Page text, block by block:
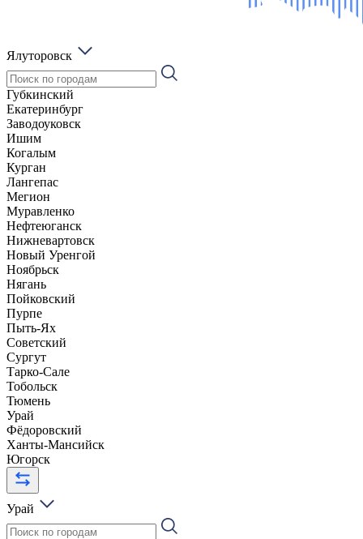
Ялуторовск
Губкинский
Екатеринбург
Заводоуковск
Ишим
Когалым
Курган
Лангепас
Мегион
Муравленко
Нефтеюганск
Нижневартовск
Новый Уренгой
Ноябрьск
Нягань
Пойковский
Пурпе
Пыть-Ях
Советский
Сургут
Тарко-Сале
Тобольск
Тюмень
Урай
Фёдоровский
Ханты-Мансийск
Югорск
Урай